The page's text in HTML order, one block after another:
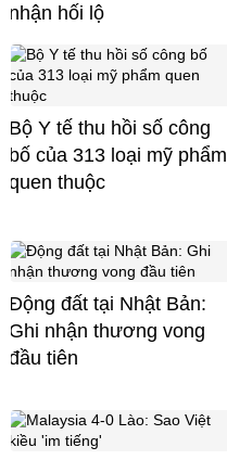
nhận hối lộ
Bộ Y tế thu hồi số công
bố của 313 loại mỹ phẩm
quen thuộc
Động đất tại Nhật Bản:
Ghi nhận thương vong
đầu tiên